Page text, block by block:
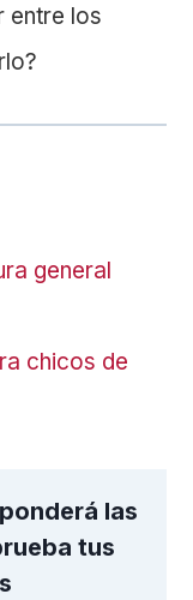
entre los
general
chicos de
las
tus